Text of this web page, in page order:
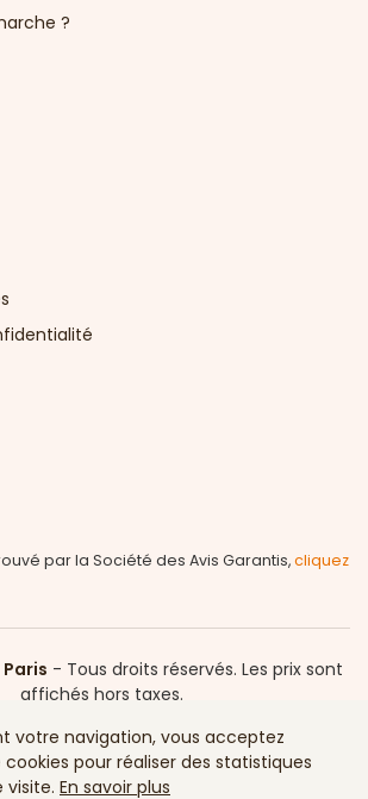
?
par la Société des Avis Garantis,cliquez
- Tous droits réservés. Les prix sont
affichés hors taxes.
votre navigation, vous acceptez
pour réaliser des statistiques
visite. En savoir plus